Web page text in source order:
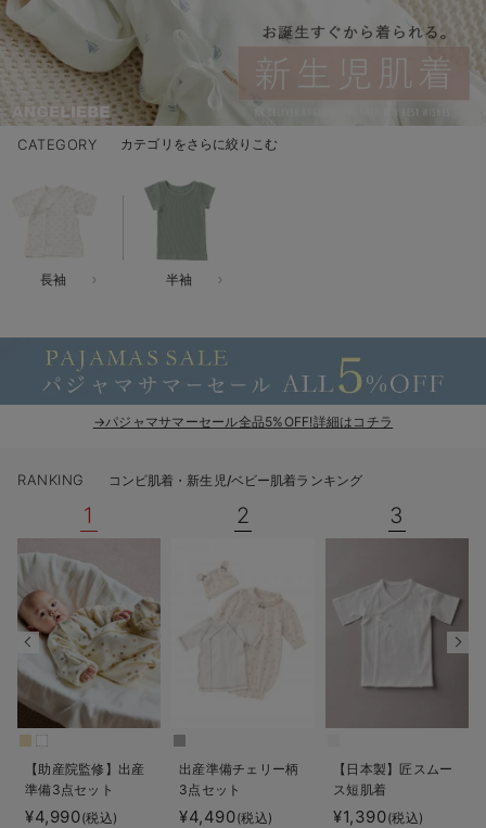
ベビー帽子（新生児・乳児）
新生児スリーパー・ベビーパジャマ
赤ちゃん 洗剤・洗濯用品・お掃除
赤ちゃん お風呂・ベビースキンケア
おむつ関連グッズ
快適機能ウェア特集 トップス
快適機能ウェア特集 ボトムス
快適機能ウェア特集 パジャマ
ハレの日に着るANGELIEBEのセレモニー
冬に可愛いニットがお得！
親子コーデ｜ママとベビーにおすすめ！
Gift Selection 出産祝い
保育園・入園準備特集
ファルスカ
デロンギ
入院準備の持ち物チェック
何枚あっても嬉しい
長く使えるアイテム
お部屋映えアイテム
CATEGORY カテゴリをさらに絞りこむ
長袖 半袖
→パジャマサマーセール全品5%OFF!詳細はコチラ
RANKING コンビ肌着・新生児/ベビー肌着ランキング
1
【助産院監修】出産
準備3点セット
¥4,990(税込)
2
出産準備チェリー柄
3点セット
¥4,490(税込)
3
【日本製】匠スムー
ス短肌着
¥1,390(税込)